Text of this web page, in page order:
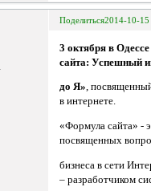
Поделиться2014-10-
3 октября в
сайта: Успешный
до Я»,
в интернете.
«Формула сайта» -
посвященных
бизнеса в сети
– разработчиком